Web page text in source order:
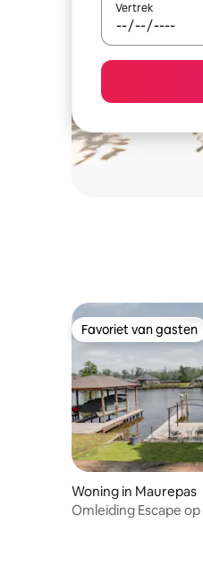
Vertrek
Favoriet van gasten
Favoriet van gasten
Woning in Maurepas
Omleiding Escape